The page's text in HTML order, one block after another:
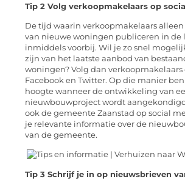
Tip 2 Volg verkoopmakelaars op
De tijd waarin verkoopmakelaars
van nieuwe woningen publiceren in de
inmiddels voorbij. Wil je zo snel
zijn van het laatste aanbod van
woningen? Volg dan verkoopmakelaars
Facebook en Twitter. Op die manier
hoogte wanneer de ontwikkeling van
nieuwbouwproject wordt
ook de gemeente Zaanstad op social
je relevante informatie over de
van de gemeente.
Tip 3 Schrijf je in op nieuwsbrieven